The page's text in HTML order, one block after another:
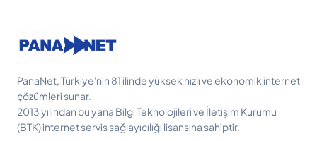
PanaNet, Türkiye'nin 81 ilinde yüksek hızlı ve ekonomik internet
çözümleri sunar.
2013 yılından bu yana Bilgi Teknolojileri ve İletişim Kurumu
(BTK) internet servis sağlayıcılığı lisansına sahiptir.